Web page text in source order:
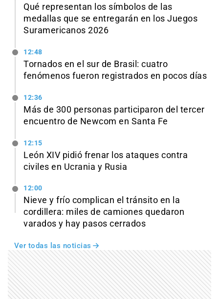
Qué representan los símbolos de las
medallas que se entregarán en los Juegos
Suramericanos 2026
12:48
Tornados en el sur de Brasil: cuatro
fenómenos fueron registrados en pocos días
12:36
Más de 300 personas participaron del tercer
encuentro de Newcom en Santa Fe
12:15
León XIV pidió frenar los ataques contra
civiles en Ucrania y Rusia
12:00
Nieve y frío complican el tránsito en la
cordillera: miles de camiones quedaron
varados y hay pasos cerrados
Ver todas las noticias